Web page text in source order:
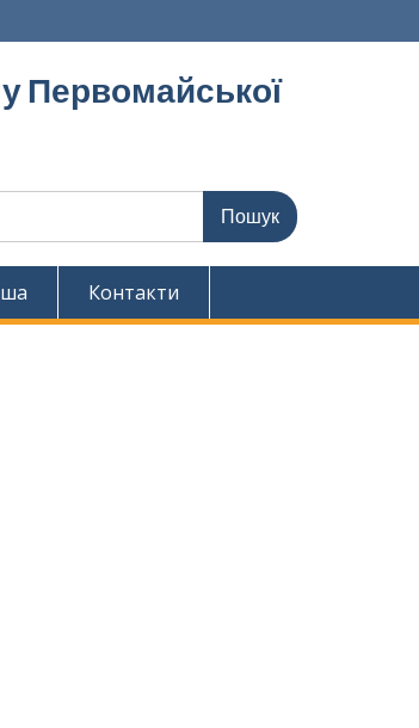
Первомайської
Контакти